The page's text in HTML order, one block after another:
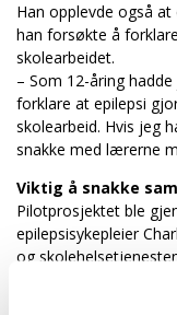
Han opplevde også
han forsøkte å
skolearbeidet.
– Som 12-åring
forklare at epilepsi
skolearbeid. Hvis jeg
snakke med lærerne
Viktig å snakke
Pilotprosjektet ble
epilepsisykepleier
og
fulgte opp barn og
støtte i hverdagen,